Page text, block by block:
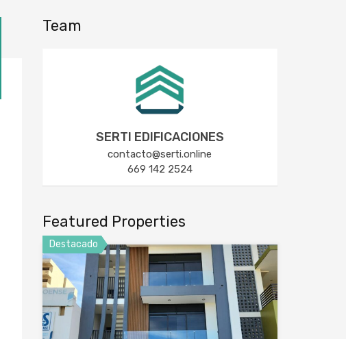
Team
SERTI EDIFICACIONES
contacto@serti.online
669 142 2524
Featured Properties
Destacado